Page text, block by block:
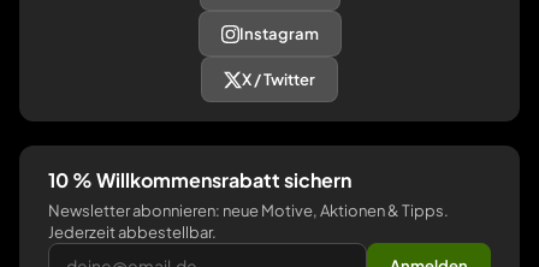
Instagram
X / Twitter
10 % Willkommensrabatt sichern
Newsletter abonnieren: neue Motive, Aktionen & Tipps.
Jederzeit abbestellbar.